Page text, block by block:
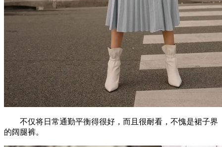
不仅将日常通勤平衡得很好，而且很耐看，不愧是裙子界
的阔腿裤。